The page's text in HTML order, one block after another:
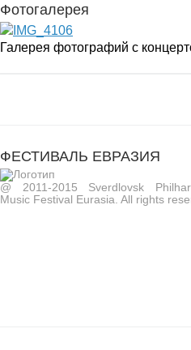
Фотогалерея
Галерея фотографий с
ФЕСТИВАЛЬ ЕВРАЗИЯ
@ 2011-2015 Sverdlovsk
Music Festival Eurasia. All rights